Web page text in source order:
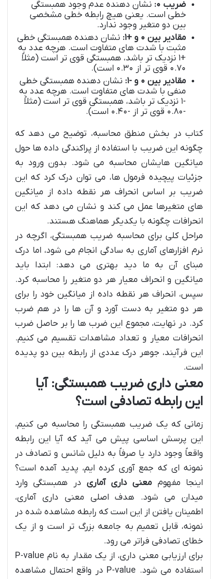
ضریب ۰:
نشان دهنده عدم وجود همبستگی
خطی است. یعنی هیچ رابطه خطی مشخصی
بین دو متغیر وجود ندارد.
مقادیر بین ۰ و +۱:
نشان دهنده همبستگی خطی
مثبت با شدت های متفاوت است. هرچه عدد به
+۱ نزدیک تر باشد، همبستگی قوی تر است (مثلاً
۰.۷۰ قوی تر از ۰.۳۰ است).
مقادیر بین ۰ و -۱:
نشان دهنده همبستگی خطی
منفی با شدت های متفاوت است. هرچه عدد به
-۱ نزدیک تر باشد، همبستگی قوی تر است (مثلاً
-۰.۸۰ قوی تر از -۰.۴۰ است).
کتاب در بخش منطق محاسبه، توضیح می دهد که
چگونه این ضریب با استفاده از پراکندگی داده ها حول
میانگین هایشان محاسبه می شود. بدون ورود به
جزئیات پیچیده فرمول ها، می توان درک کرد که این
ضریب بر اساس انحراف هر نقطه داده از میانگین
های متغیرها عمل می کند و نشان می دهد که این
انحرافات چگونه با یکدیگر هماهنگ هستند.
مراحل کلی برای محاسبه ضریب همبستگی، اگرچه در
نرم افزارهای آماری به سادگی انجام می شود، اما درک
مبنای آن به ما دید بهتری می دهد: ابتدا باید
میانگین و انحراف معیار هر دو متغیر را محاسبه کرد.
سپس، انحراف هر نقطه داده از میانگین خود را برای
هر دو متغیر به دست آورد و آن ها را در هم ضرب
کرد. در نهایت، مجموع این ضرب ها را بر حاصل ضرب
انحرافات معیار و تعداد مشاهدات تقسیم می کنیم.
این فرآیند، جوهر درک عددی از رابطه بین دو پدیده
است.
معنی داری ضریب همبستگی: آیا
این رابطه تصادفی است؟
زمانی که یک ضریب همبستگی را محاسبه می کنیم،
این پرسش اساسی پیش می آید که آیا این رابطه
واقعاً وجود دارد یا صرفاً به دلیل شانس و تصادف در
نمونه ای که جمع آوری کرده ایم، پدید آمده است؟
اینجا مفهوم معنی داری آماری در همبستگی وارد
میدان می شود. هدف اصلی معنی داری آماری،
اطمینان یافتن از این است که رابطه مشاهده شده در
نمونه، قابل تعمیم به جامعه بزرگ تر است و از یک
خطای تصادفی فراتر می رود.
برای ارزیابی معنی داری، از یک مقدار به نام P-value
استفاده می شود. P-value در واقع احتمال مشاهده